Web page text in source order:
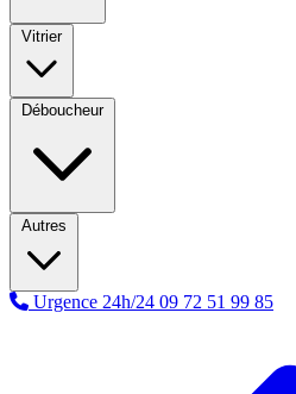
Vitrier
Déboucheur
Autres
Urgence 24h/24 09 72 51 99 85